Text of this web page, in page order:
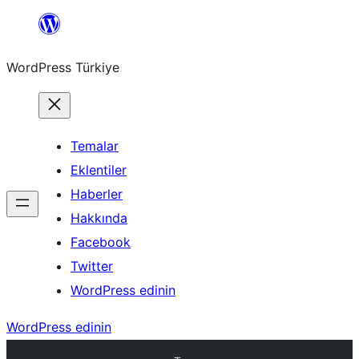
İçeriğe
WordPress Türkiye
Temalar
Eklentiler
Haberler
Hakkında
Facebook
Twitter
WordPress edinin
WordPress edinin